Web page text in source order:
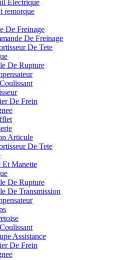
Electrique
remorque
De Freinage
De Freinage
De Tete
De Rupture
De Frein
Articule
De Tete
Et Manette
De Rupture
De Transmission
Assistance
De Frein